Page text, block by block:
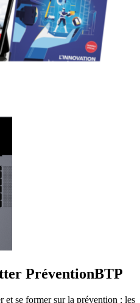
PréventionBTP
et se former sur la prévention : les